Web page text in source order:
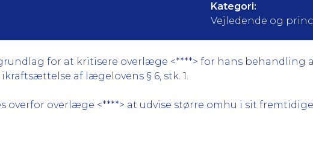
Kategori:
Vejledende og
for at kritisere overlæge <****> for hans behandling af
af lægelovens § 6, stk. 1.
overfor overlæge <****> at udvise større omhu i sit